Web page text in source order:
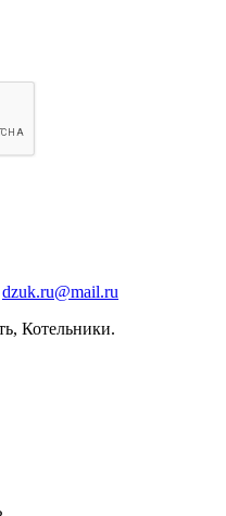
dzuk.ru@mail.ru
Котельники.